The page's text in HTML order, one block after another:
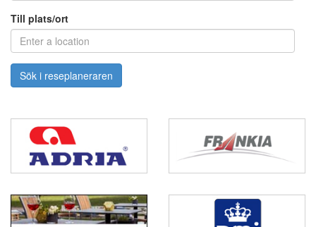
Till plats/ort
Sök i reseplaneraren